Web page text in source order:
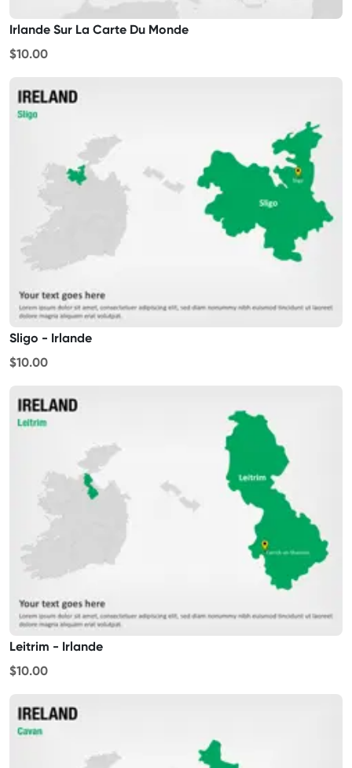
Irlande Sur La Carte Du Monde
$10.00
Sligo - Irlande
$10.00
Leitrim - Irlande
$10.00